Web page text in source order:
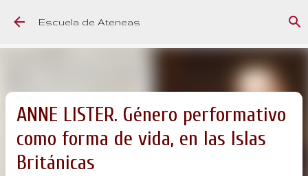
Ir al contenido principal
Escuela de Ateneas
ANNE LISTER. Género performativo
como forma de vida, en las Islas
Británicas